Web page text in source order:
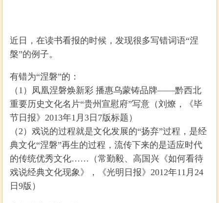
近日，在读书看报的时候，发现很多写错词语“涅
槃”的例子。
有错为“涅磐”的：
（1）凤凰涅磐焕新彩 播惠乌蒙铸品牌——黔西北
重要历史文化名片“贵州宣慰府”写意（刘燎，《毕
节日报》2013年1月3日7版标题）
（2）戏说的过程就是文化发展的“扬弃”过程，是经
典文化“涅磐”再生的过程，流传下来的是适应时代
的传统优秀文化……（常勤毅、高国兴《如何看待
戏说经典文化现象》，《光明日报》2012年11月24
日9版）